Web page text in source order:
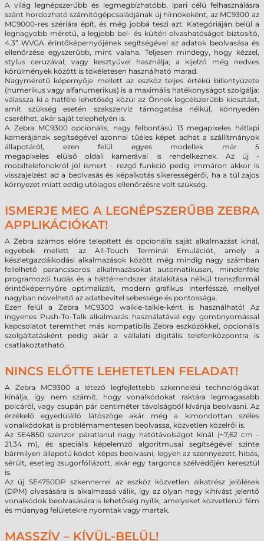
A világ legnépszerűbb és legmegbízhatóbb, ipari célú felhasználásra
szánt hordozható számítógépcsaládjának új hírnökeként, az MC9300 az
MC9000-res szériára épít, és még jobbá teszi azt. Kategóriáján belül a
legnagyobb méretű, a legjobb bel- és kültéri olvashatóságot biztosító,
4.3” WVGA érintőképernyőjének segítségével az adatok beolvasása és
ellenőrzése egyszerűbb, mint valaha. Teljesen mindegy, hogy kézzel,
stylus ceruzával, vagy kesztyűvel használja; a kijelző még nedves
körülmények között is tökéletesen használható marad.
Nagyméretű képernyője mellett az eszköz teljes értékű billentyűzete
(numerikus vagy alfanumerikus) is a maximális hatékonyságot szolgálja:
válassza ki a hatféle lehetőség közül az Önnek legcélszerűbb kiosztást,
amit szükség esetén szakszerviz támogatása nélkül, könnyedén
cserélhet, akár saját telephelyén is.
A Zebra MC9300opcionális, nagy felbontású 13 megapixeles hátlapi
kamerájának segítségével azonnal tűéles képet adhat a szállítmányok
állapotáról, ezen felül egyes modellek már 5
megapixeleselülső oldali kamerával is rendelkeznek. Az új -
mobiltelefonokról jól ismert - rezgő funkció pedig immáron akkor is
visszajelzést ad a beolvasás és képalkotás sikerességéről, ha a túl zajos
környezet miatt eddig utólagos ellenőrzésre volt szükség.
ISMERJE MEG A LEGNÉPSZERŰBB ZEBRA
APPLIKÁCIÓKAT!
A Zebra számos előre telepített és opcionális saját alkalmazást kínál,
egyebek mellett az All-Touch Terminál Emulációt, amely a
készletgazdálkodási alkalmazások között még mindig nagy számban
fellelhető parancssoros alkalmazásokat automatikusan, mindenféle
programozói tudás és a háttérrendszer átalakítása nélkül transzformál
érintőképernyőre optimalizált, modern grafikus interfésszé, mellyel
nagyban növelhető az adatbevitel sebessége és pontossága.
Ezen felül a Zebra MC9300 walkie-talkie-ként is használható! Az
ingyenes Push-To-Talk alkalmazás használatával egy gombnyomással
kapcsolatot teremthet más kompatibilis Zebra eszközökkel, opcionális
szolgáltatásként pedig akár a vállalati digitális telefonközpontra is
csatlakoztatható.
NINCS ELŐTTE LEHETETLEN FELADAT!
A Zebra MC9300 a létező legfejlettebb szkennelési technológiákat
kínálja, így nem számít, hogy vonalkódokat raktára legmagasabb
polcáról, vagy csupán pár centiméter távolságból kívánja beolvasni. Az
érzékelő egyedülálló látószöge akár még a kimondottan széles
vonalkódokat is problémamentesen beolvassa, közvetlen közelről is.
Az SE4850 szenzor páratlanul nagy hatótávolságot kínál (~7,62 cm -
21,34 m), és speciális képelemző algoritmusai segítségével szinte
bármilyen állapotú kódot képes beolvasni, legyen az szennyezett, hibás,
sérült, esetleg zsugorfóliázott, akár egy targonca szélvédőjén keresztül
is.
Az új SE4750DP szkennerrel az eszköz közvetlen alkatrész jelölések
(DPM) olvasására is alkalmassá válik, így az olyan nagy kihívást jelentő
vonalkódok beolvasására is lehetőség nyílik, amelyeket közvetlenül fém
és műanyag felületekre nyomtak vagy martak.
MASSZÍV – KÍVÜL-BELÜL!